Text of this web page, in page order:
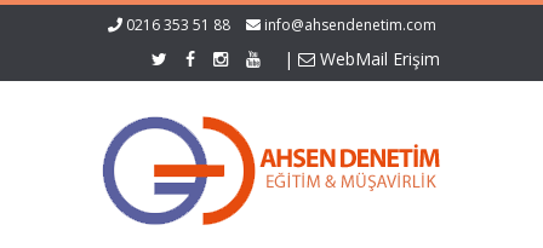
0216 353 51 88 info@ahsendenetim.com
| WebMail Erişim